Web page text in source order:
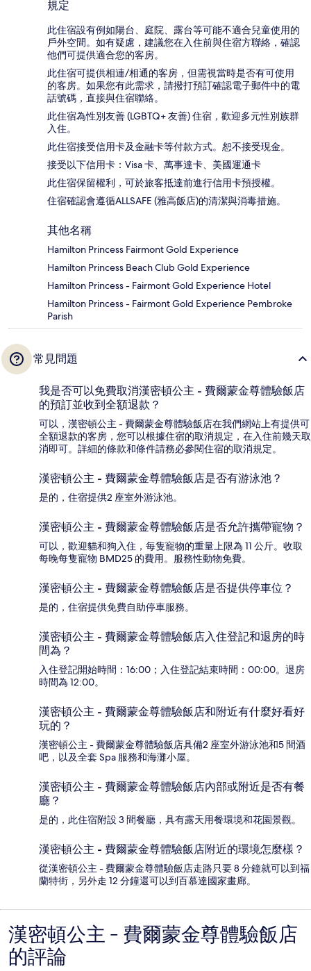
規定
此住宿設有例如陽台、庭院、露台等可能不適合兒童使用的
戶外空間。如有疑慮，建議您在入住前與住宿方聯絡，確認
他們可提供適合您的客房。
此住宿可提供相連/相通的客房，但需視當時是否有可使用
的客房。如果您有此需求，請撥打預訂確認電子郵件中的電
話號碼，直接與住宿聯絡。
此住宿為性別友善 (LGBTQ+ 友善) 住宿，歡迎多元性別族群
入住。
此住宿接受信用卡及金融卡等付款方式。恕不接受現金。
接受以下信用卡：Visa 卡、萬事達卡、美國運通卡
此住宿保留權利，可於旅客抵達前進行信用卡預授權。
住宿確認會遵循ALLSAFE (雅高飯店)的清潔與消毒措施。
其他名稱
Hamilton Princess Fairmont Gold Experience
Hamilton Princess Beach Club Gold Experience
Hamilton Princess - Fairmont Gold Experience Hotel
Hamilton Princess - Fairmont Gold Experience Pembroke
Parish
常見問題
我是否可以免費取消漢密頓公主 - 費爾蒙金尊體驗飯店
的預訂並收到全額退款？
可以，漢密頓公主 - 費爾蒙金尊體驗飯店在我們網站上有提供可
全額退款的客房，您可以根據住宿的取消規定，在入住前幾天取
消即可。詳細的條款和條件請務必參閱住宿的取消規定。
漢密頓公主 - 費爾蒙金尊體驗飯店是否有游泳池？
是的，住宿提供2 座室外游泳池。
漢密頓公主 - 費爾蒙金尊體驗飯店是否允許攜帶寵物？
可以，歡迎貓和狗入住，每隻寵物的重量上限為 11 公斤。收取
每晚每隻寵物 BMD25 的費用。服務性動物免費。
漢密頓公主 - 費爾蒙金尊體驗飯店是否提供停車位？
是的，住宿提供免費自助停車服務。
漢密頓公主 - 費爾蒙金尊體驗飯店入住登記和退房的時
間為？
入住登記開始時間：16:00；入住登記結束時間：00:00。退房
時間為 12:00。
漢密頓公主 - 費爾蒙金尊體驗飯店和附近有什麼好看好
玩的？
漢密頓公主 - 費爾蒙金尊體驗飯店具備2 座室外游泳池和5 間酒
吧，以及全套 Spa 服務和海灘小屋。
漢密頓公主 - 費爾蒙金尊體驗飯店內部或附近是否有餐
廳？
是的，此住宿附設 3 間餐廳，具有露天用餐環境和花園景觀。
漢密頓公主 - 費爾蒙金尊體驗飯店附近的環境怎麼樣？
從漢密頓公主 - 費爾蒙金尊體驗飯店走路只要 8 分鐘就可以到福
蘭特街，另外走 12 分鐘還可以到百慕達國家畫廊。
評
論
漢密頓公主 - 費爾蒙金尊體驗飯店
的評論